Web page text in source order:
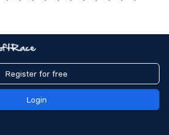
Register for free
Login